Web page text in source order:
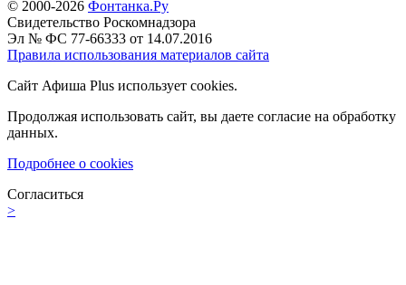
© 2000-2026 Фонтанка.Ру
Свидетельство Роскомнадзора
Эл № ФС 77-66333 от 14.07.2016
Правила использования материалов сайта
Сайт Афиша Plus использует cookies.
Продолжая использовать сайт, вы даете согласие на обработку
данных.
Подробнее о cookies
Согласиться
>